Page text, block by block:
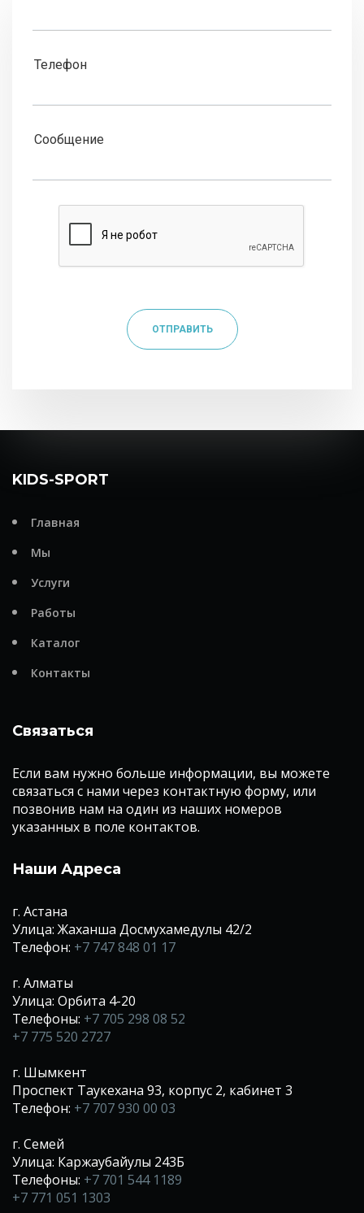
ОТПРАВИТЬ
KIDS-SPORT
Главная
Мы
Услуги
Работы
Каталог
Контакты
Связаться
Если вам нужно больше информации, вы можете
связаться с нами через контактную форму, или
позвонив нам на один из наших номеров
указанных в поле контактов.
Наши Адреса
г. Астана
Улица: Жаханша Досмухамедулы 42/2
Телефон: +7 747 848 01 17
г. Алматы
Улица: Орбита 4-20
Телефоны: +7 705 298 08 52
+7 775 520 2727
г. Шымкент
Проспект Таукехана 93, корпус 2, кабинет 3
Телефон: +7 707 930 00 03
г. Семей
Улица: Каржаубайулы 243Б
Телефоны: +7 701 544 1189
+7 771 051 1303